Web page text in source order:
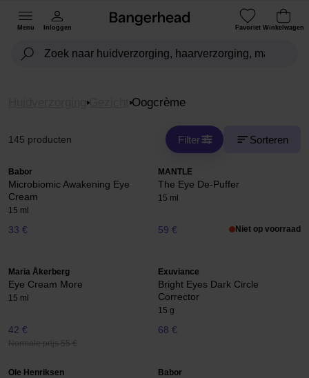
Menu Inloggen Favoriet Winkelwagen
Gezicht Oogcrème
145 producten Filter Sorteren
Babor
Microbiomic Awakening Eye
Cream
15 ml
33 €
MANTLE
The Eye De-Puffer
15 ml
59 € Niet op voorraad
Maria Åkerberg
Eye Cream More
15 ml
42 €
Normale prijs 55 €
Exuviance
Bright Eyes Dark Circle
Corrector
15 g
68 €
Ole Henriksen Babor